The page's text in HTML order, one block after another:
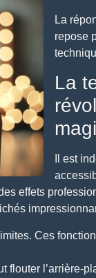
La
repose
La
Il est
effets
Ces
flouter l’arrière-